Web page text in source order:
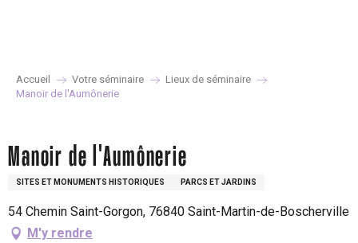
Accueil Votre séminaire
Lieux de séminaire
Manoir de l'Aumônerie
Manoir de l'Aumônerie
SITES ET MONUMENTS HISTORIQUES PARCS ET JARDINS
Séminaire Responsable
54 Chemin Saint-Gorgon, 76840 Saint-Martin-de-Boscherville
M'y rendre